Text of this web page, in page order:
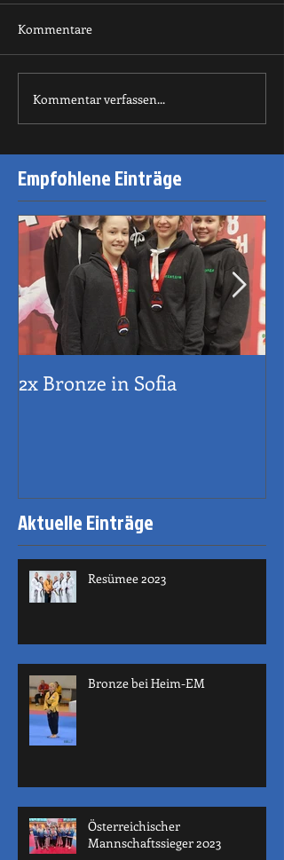
Kommentare
Kommentar verfassen...
Empfohlene Einträge
2x Bronze in Sofia
Aktuelle Einträge
Resümee 2023
Bronze bei Heim-EM
Österreichischer
Mannschaftssieger 2023